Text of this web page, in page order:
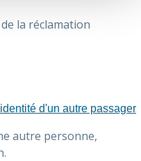
la réclamation
autre personne,